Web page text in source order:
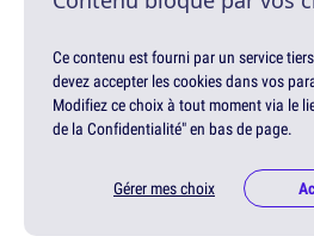
Ce contenu est fourni par un service
devez accepter les cookies dans vos
Modifiez ce choix à tout moment via le
de la Confidentialité" en bas de page.
Gérer mes choix